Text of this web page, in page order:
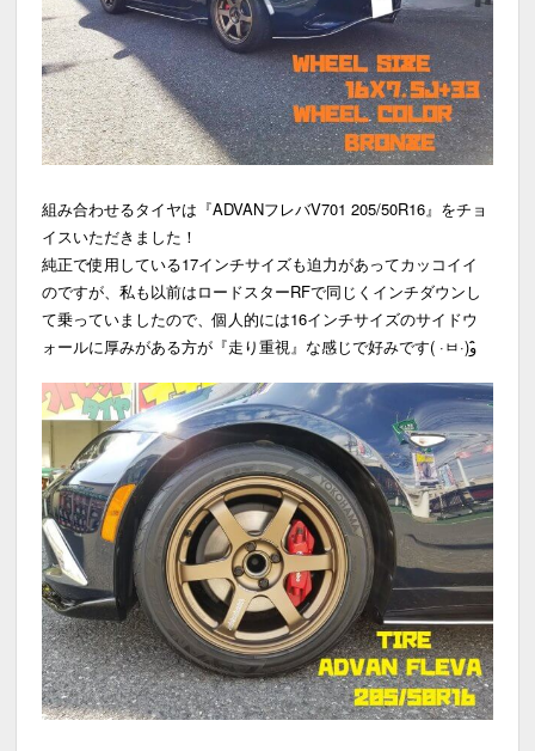
組み合わせるタイヤは『ADVANフレバV701 205/50R16』をチョ
イスいただきました！
純正で使用している17インチサイズも迫力があってカッコイイ
のですが、私も以前はロードスターRFで同じくインチダウンし
て乗っていましたので、個人的には16インチサイズのサイドウ